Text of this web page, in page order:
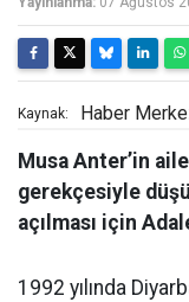
Kaynak: Haber
Musa Anter’in
gerekçesiyle
açılması için
1992 yılında